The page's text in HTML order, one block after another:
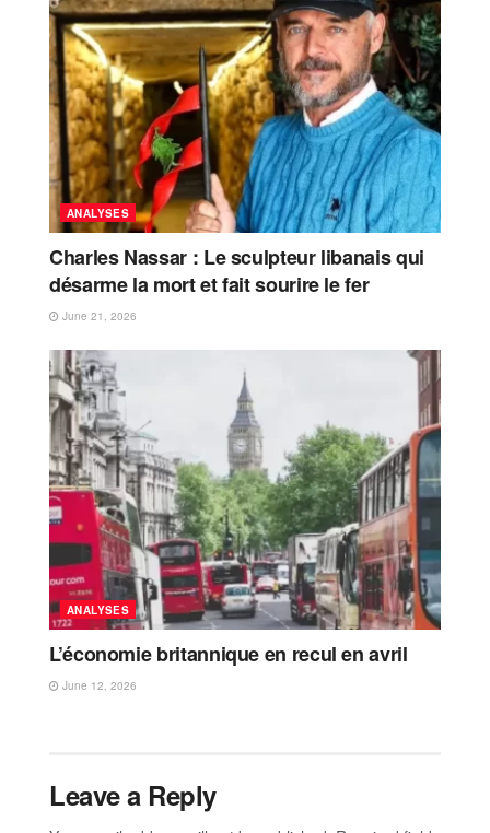
ANALYSES
Charles Nassar : Le sculpteur libanais qui
désarme la mort et fait sourire le fer
June 21, 2026
ANALYSES
L’économie britannique en recul en avril
June 12, 2026
Leave a Reply